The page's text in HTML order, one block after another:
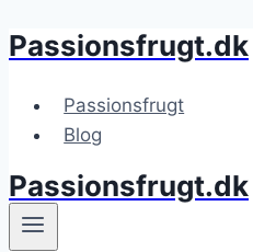
Fortsæt
indhold
Passionsfrugt.dk
Passionsfrugt
Blog
Passionsfrugt.dk